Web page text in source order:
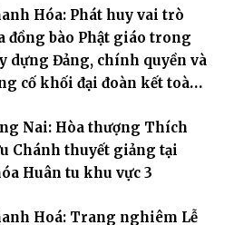
Hóa: Phát huy vai trò
đồng bào Phật giáo trong
dựng Đảng, chính quyền và
cố khối đại đoàn kết toàn
Nai: Hòa thượng Thích
Chánh thuyết giảng tại
Huân tu khu vực 3
Hoá: Trang nghiêm Lễ